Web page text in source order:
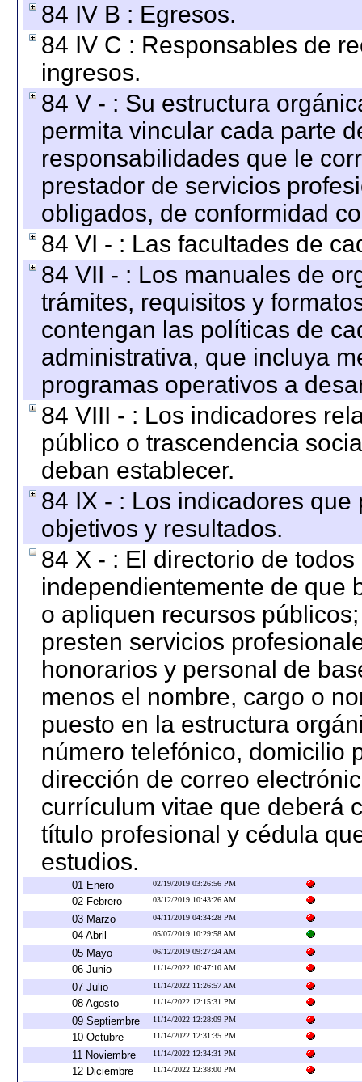
84 IV B : Egresos.
84 IV C : Responsables de
ingresos.
84 V - : Su estructura
permita vincular cada parte
responsabilidades que le
prestador de servicios
obligados, de conformidad
84 VI - : Las facultades de
84 VII - : Los manuales de
trámites, requisitos y
contengan las políticas de
administrativa, que incluya
programas operativos a
84 VIII - : Los indicadores
público o trascendencia
deban establecer.
84 IX - : Los indicadores
objetivos y resultados.
84 X - : El directorio de
independientemente de que
o apliquen recursos
presten servicios
honorarios y personal de
menos el nombre, cargo o
puesto en la estructura
número telefónico, domicilio
dirección de correo
currículum vitae que deberá
título profesional y cédula
estudios.
01 Enero 02/19/2019 03:26:56 PM
02 Febrero 03/12/2019 10:43:26 AM
03 Marzo 04/11/2019 04:34:28 PM
04 Abril 05/07/2019 10:29:58 AM
05 Mayo 06/12/2019 09:27:24 AM
06 Junio 11/14/2022 10:47:10 AM
07 Julio 11/14/2022 11:26:57 AM
08 Agosto 11/14/2022 12:15:31 PM
09 Septiembre 11/14/2022 12:28:09 PM
10 Octubre 11/14/2022 12:31:35 PM
11 Noviembre 11/14/2022 12:34:31 PM
12 Diciembre 11/14/2022 12:38:00 PM